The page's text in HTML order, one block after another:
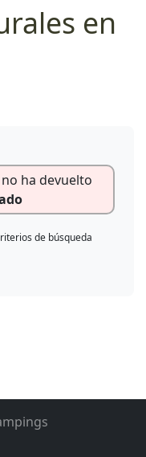
en
ha devuelto
de búsqueda